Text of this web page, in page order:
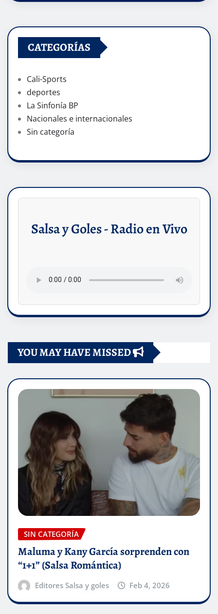
CATEGORÍAS
Cali-Sports
deportes
La Sinfonía BP
Nacionales e internacionales
Sin categoría
Salsa y Goles - Radio en Vivo
YOU MAY HAVE MISSED
SIN CATEGORÍA
Maluma y Kany García sorprenden con
“1+1” (Salsa Romántica)
Editores Salsa y goles Feb 4, 2026